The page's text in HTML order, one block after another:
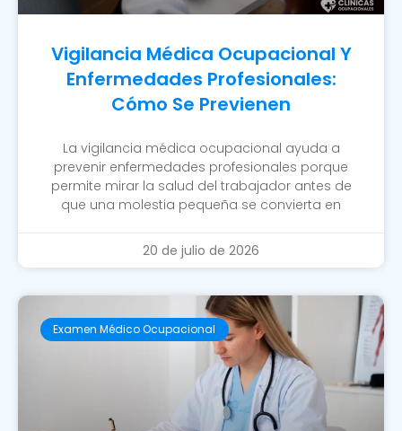
Vigilancia Médica Ocupacional Y
Enfermedades Profesionales:
Cómo Se Previenen
La vigilancia médica ocupacional ayuda a
prevenir enfermedades profesionales porque
permite mirar la salud del trabajador antes de
que una molestia pequeña se convierta en
20 de julio de 2026
Examen Médico Ocupacional